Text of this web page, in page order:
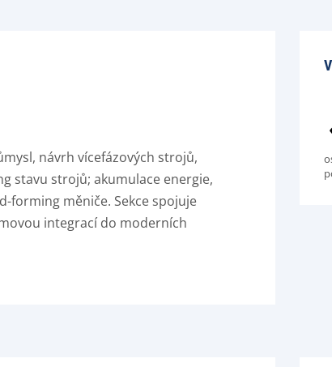
návrh vícefázových strojů,
stavu strojů; akumulace energie,
forming měniče. Sekce spojuje
integrací do moderních